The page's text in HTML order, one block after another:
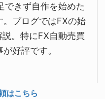
できず自作を始めた
。ブログではFXの始
。特にFX自動売買
好評です。
はこちら